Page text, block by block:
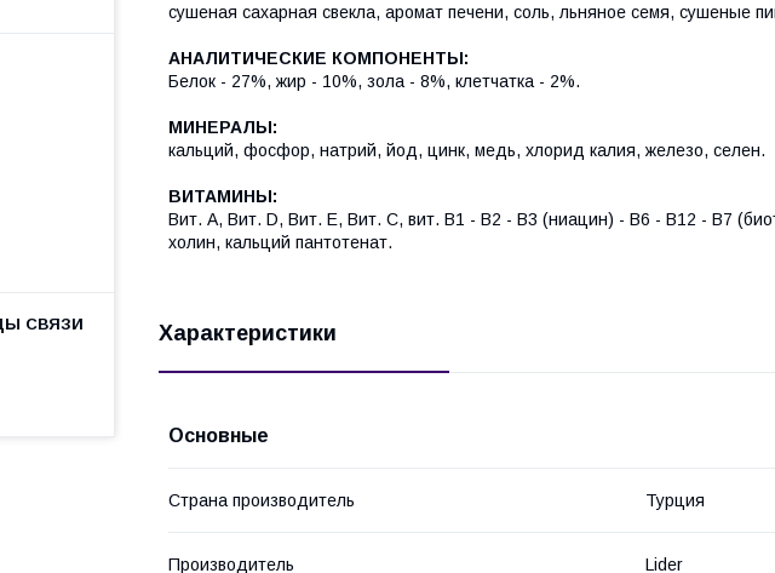
сушеная сахарная свекла, аромат печени, соль, льняное семя, сушеные
АНАЛИТИЧЕСКИЕ КОМПОНЕНТЫ:
Белок - 27%, жир - 10%, зола - 8%, клетчатка - 2%.
МИНЕРАЛЫ:
кальций, фосфор, натрий, йод, цинк, медь, хлорид калия, железо, селен.
ВИТАМИНЫ:
Вит. А, Вит. D, Вит. Е, Вит. С, вит. B1 - B2 - B3 (ниацин) - B6 - B12 - B7
холин, кальций пантотенат.
Характеристики
Основные
Страна производитель Турция
Производитель Lider